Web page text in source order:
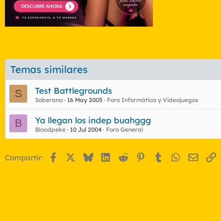
Temas similares
S
Test Battlegrounds
Soberano 16 May 2005 Foro Informática y Videojuegos
B Ya llegan los indep buahggg
Bloodpeke 10 Jul 2004 Foro General
Compartir: FacebookBlueskyLinkedIn
Reddit Pinterest
Tumblr WhatsApp
Email